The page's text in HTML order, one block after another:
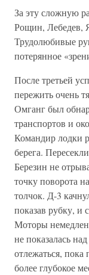
За эту сложную
Рощин, Лебедев,
Трудолюбивые
потерянное
После третьей
пережить очень
Омганг был
транспортов и
Командир лодки
берега.
Березин не
точку поворота
толчок. Д-3
показав рубку, и
Моторы
не показалась
отлежаться, пока
более глубокое